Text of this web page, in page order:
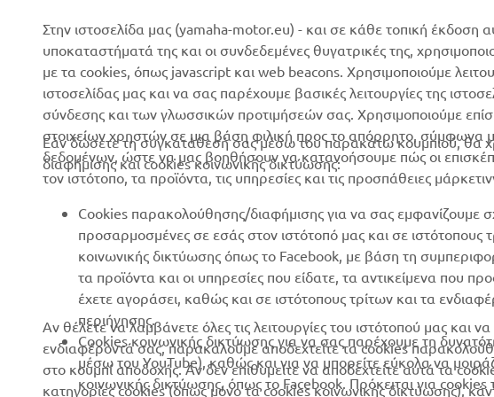
Δίκτυο Επίσημων
Συνεργατών
Τύπος
Φυλλάδια
Γίνετε έμπορος
Βασική Πολιτική Βιώσιμης
Ανάπτυξης
Πολιτική Ανθρωπίνων
Δικαιωμάτων
Whistleblower Channel
Γήπεδα γκολφ
Πρώτοι ανταποκριτές
Robotics
Συνεργασίες
Τεχνικές πληροφορίες για
Yamalube Safety Data
Sheets
Yamaha Racing
Yamaha
Mobile Apps
Στην ιστοσελίδα μας (yamaha-motor.eu) - και σε κάθε τοπική έκδοση
υποκαταστήματά της και οι συνδεδεμένες θυγατρικές της,
με τα cookies, όπως javascript και web beacons. Χρησιμοποιούμε
ιστοσελίδας μας και να σας παρέχουμε βασικές λειτουργίες της
σύνδεσης και των γλωσσικών προτιμήσεών σας. Χρησιμοποιούμε
στοιχείων χρηστών σε μια βάση φιλική προς το απόρρητο, σύμφωνα
δεδομένων, ώστε να μας βοηθήσουν να κατανοήσουμε πώς οι
τον ιστότοπο, τα προϊόντα, τις υπηρεσίες και τις προσπάθειες
Εάν δώσετε τη συγκατάθεσή σας μέσω του παρακάτω κουμπιού, θα
διαφήμισης και cookies κοινωνικής δικτύωσης:
Cookies παρακολούθησης/διαφήμισης για να σας εμφανίζουμε
προσαρμοσμένες σε εσάς στον ιστότοπό μας και σε
κοινωνικής δικτύωσης όπως το Facebook, με βάση τη
τα προϊόντα και οι υπηρεσίες που είδατε, τα αντικείμενα που
έχετε αγοράσει, καθώς και σε ιστότοπους τρίτων και τα
περιήγησης.
Cookies κοινωνικής δικτύωσης για να σας παρέχουμε τη
μέσω του YouTube), καθώς και για να μπορείτε εύκολα να
κοινωνικής δικτύωσης, όπως το Facebook. Πρόκειται για
Αν θέλετε να λαμβάνετε όλες τις λειτουργίες του ιστότοπού μας
ενδιαφέροντά σας, παρακαλούμε αποδεχτείτε τα cookies
στο κουμπί αποδοχής. Αν δεν επιθυμείτε να αποδεχτείτε αυτά τα
κατηγορίες cookies (όπως μόνο τα cookies κοινωνικής δικτύωσης),